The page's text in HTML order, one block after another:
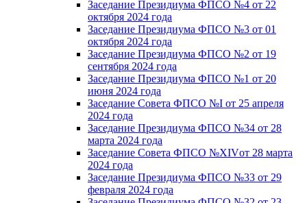
Заседание Президиума ФПСО №4 от 22
октября 2024 года
Заседание Президиума ФПСО №3 от 01
октября 2024 года
Заседание Президиума ФПСО №2 от 19
сентября 2024 года
Заседание Президиума ФПСО №1 от 20
июня 2024 года
Заседание Совета ФПСО №I от 25 апреля
2024 года
Заседание Президиума ФПСО №34 от 28
марта 2024 года
Заседание Совета ФПСО №XIVот 28 марта
2024 года
Заседание Президиума ФПСО №33 от 29
февраля 2024 года